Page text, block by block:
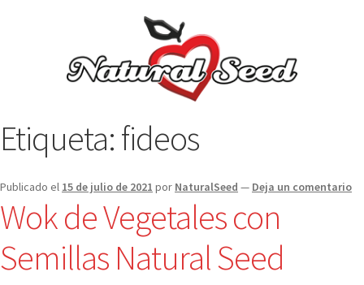
Etiqueta:fideos
Publicado el 15 de julio de 2021 por NaturalSeed — Deja un comentario
Wok de Vegetales con
Semillas Natural Seed